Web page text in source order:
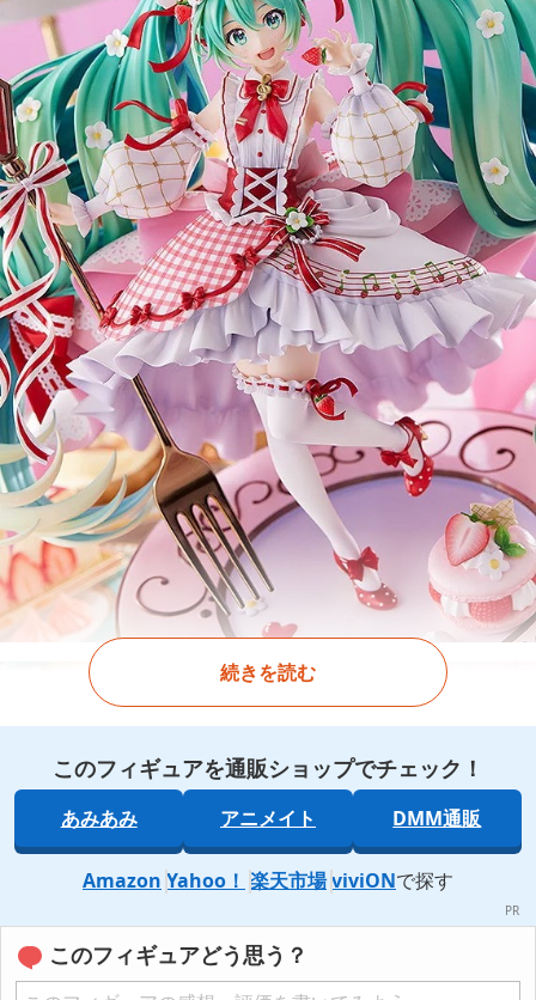
続きを読む
このフィギュアを通販ショップでチェック！
あみあみ アニメイト DMM通販
Amazon Yahoo！ 楽天市場 viviONで探す
このフィギュアどう思う？